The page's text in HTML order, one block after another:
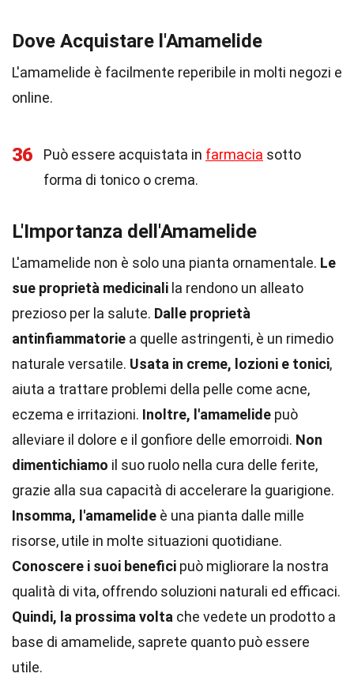
Dove Acquistare l'Amamelide
L'amamelide è facilmente reperibile in molti negozi e
online.
36 Può essere acquistata in farmacia sotto
forma di tonico o crema.
L'Importanza dell'Amamelide
L'amamelide non è solo una pianta ornamentale. Le
sue proprietà medicinali la rendono un alleato
prezioso per la salute. Dalle proprietà
antinfiammatorie a quelle astringenti, è un rimedio
naturale versatile. Usata in creme, lozioni e tonici,
aiuta a trattare problemi della pelle come acne,
eczema e irritazioni. Inoltre, l'amamelide può
alleviare il dolore e il gonfiore delle emorroidi. Non
dimentichiamo il suo ruolo nella cura delle ferite,
grazie alla sua capacità di accelerare la guarigione.
Insomma, l'amamelide è una pianta dalle mille
risorse, utile in molte situazioni quotidiane.
Conoscere i suoi benefici può migliorare la nostra
qualità di vita, offrendo soluzioni naturali ed efficaci.
Quindi, la prossima volta che vedete un prodotto a
base di amamelide, saprete quanto può essere
utile.